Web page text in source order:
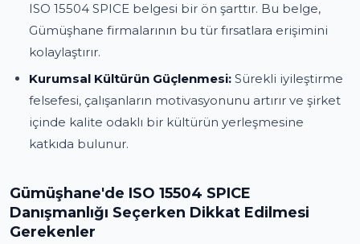
ISO 15504 SPICE belgesi bir ön şarttır. Bu belge,
Gümüşhane firmalarının bu tür fırsatlara erişimini
kolaylaştırır.
Kurumsal Kültürün Güçlenmesi: Sürekli iyileştirme
felsefesi, çalışanların motivasyonunu artırır ve şirket
içinde kalite odaklı bir kültürün yerleşmesine
katkıda bulunur.
Gümüşhane'de ISO 15504 SPICE
Danışmanlığı Seçerken Dikkat Edilmesi
Gerekenler